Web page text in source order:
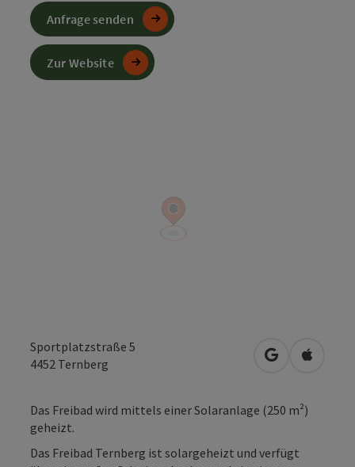
Sportplatzstraße 5
4452 Ternberg in Google
in
Das Freibad wird mittels einer Solaranlage (250 m²)
geheizt.
Das Freibad Ternberg ist solargeheizt und verfügt
Anfrage senden
Zur Website